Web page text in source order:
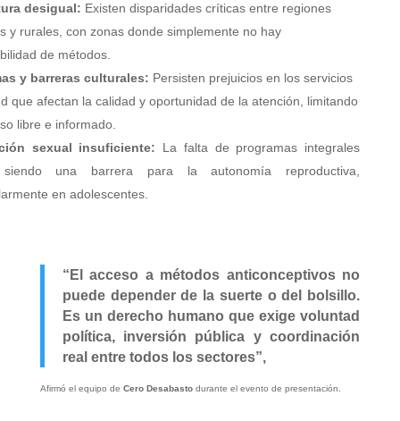
desigual: Existen disparidades críticas entre regiones
y rurales, con zonas donde simplemente no hay
de métodos.
y barreras culturales: Persisten prejuicios en los servicios
que afectan la calidad y oportunidad de la atención, limitando
libre e informado.
sexual insuficiente: La falta de programas integrales
una barrera para la autonomía reproductiva,
en adolescentes.
“El acceso a métodos anticonceptivos no
puede depender de la suerte o del bolsillo.
Es un derecho humano que exige voluntad
política, inversión pública y coordinación
real entre todos los sectores”,
Afirmó el equipo de Cero Desabastodurante el evento de presentación.